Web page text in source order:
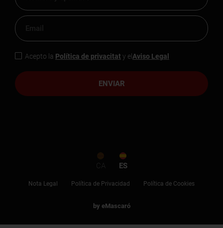
ENVIAR
Acepto la Política de privacitat y el Aviso Legal
CA ES
Nota Legal Política de Privacidad Política de Cookies
by eMascaró